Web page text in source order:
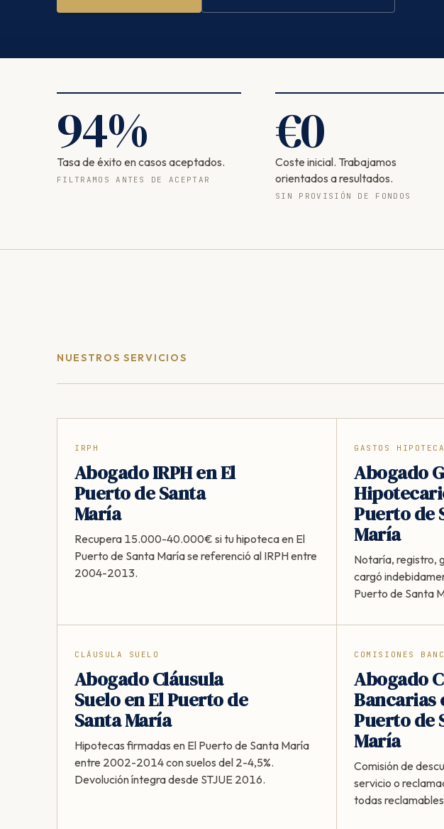
94%
Tasa de éxito en casos aceptados.
FILTRAMOS ANTES DE ACEPTAR
€0
Coste inicial. Trabajamos
orientados a resultados.
SIN PROVISIÓN DE FONDOS
NUESTROS SERVICIOS
IRPH
Abogado IRPH en El
Puerto de Santa
María
Recupera 15.000-40.000€ si tu hipoteca en El
Puerto de Santa María se referenció al IRPH entre
2004-2013.
GASTOS
Abogado
Puerto de
María
Notaría, registro,
cargó
Puerto de Santa
CLÁUSULA SUELO
Abogado Cláusula
Suelo en El Puerto de
Santa María
Hipotecas firmadas en El Puerto de Santa María
entre 2002-2014 con suelos del 2-4,5%.
Devolución íntegra desde STJUE 2016.
COMISIONES
Abogado
Bancarias
Puerto de
María
Comisión de
servicio o
todas